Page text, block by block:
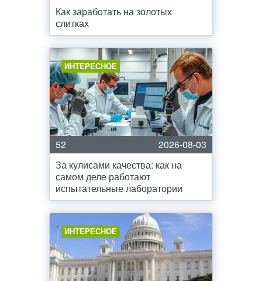
Как заработать на золотых
слитках
ИНТЕРЕСНОЕ
52
2026-08-03
За кулисами качества: как на
самом деле работают
испытательные лаборатории
ИНТЕРЕСНОЕ